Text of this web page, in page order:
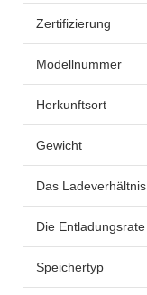
Zertifizierung
Modellnummer
Herkunftsort
Gewicht
Das Ladeverhältnis
Die Entladungsrate
Speichertyp